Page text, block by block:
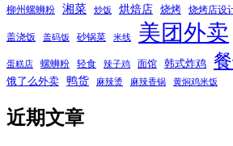
柳州螺蛳粉
湘菜 炒饭 烘焙店 烧烤 烧烤店设
盖浇饭 盖码饭 砂锅菜 米线 美团外卖
蛋糕店 螺蛳粉 轻食 辣子鸡 面馆 韩式炸鸡
饿了么外卖 鸭货 麻辣烫 麻辣香锅 黄焖鸡米饭
近期文章